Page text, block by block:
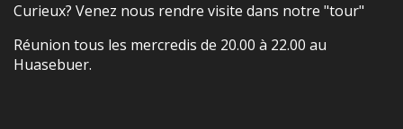
Curieux? Venez nous rendre visite dans notre "tour"
Réunion tous les mercredis de 20.00 à 22.00 au
Huasebuer.